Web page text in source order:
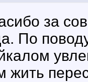
за
По
жить